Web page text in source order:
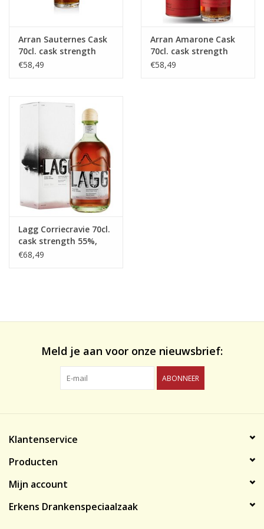
Arran Sauternes Cask
70cl. cask strength
50%, Arran
€58,49
Arran Amarone Cask
70cl. cask strength
50%, Arran
€58,49
Lagg Corriecravie 70cl.
cask strength 55%,
Arran
€68,49
Meld je aan voor onze nieuwsbrief:
ABONNEER
Klantenservice
Producten
Mijn account
Erkens Drankenspeciaalzaak